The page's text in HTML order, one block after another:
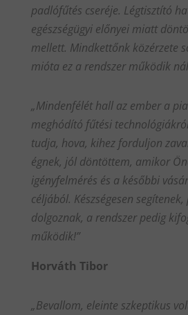
padlófűtés cseréje. Légtisztító
egészségügyi előnyei miatt
mellett. Mindkettőnk közérzete
mióta ez a rendszer működik
„Mindenfélét hall az ember a
meghódító fűtési
tudja, hova, kihez forduljon
égnek, jól döntöttem, amikor
igényfelmérés és a későbbi
céljából. Készségesen
dolgoznak, a rendszer pedig
működik!”
Horváth Tibor
„Bevallom, eleinte szkeptikus